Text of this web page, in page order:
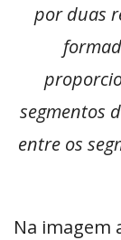
por duas
segmentos
entre os
Na imagem